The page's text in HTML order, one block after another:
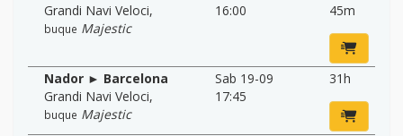
Grandi Navi Veloci,
buque Majestic
16:00
45m
Nador ► Barcelona
Grandi Navi Veloci,
buque Majestic
Sab 19-09
17:45
31h